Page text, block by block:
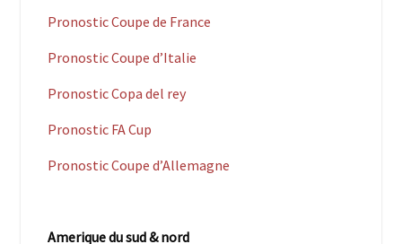
Pronostic Coupe de France
Pronostic Coupe d’Italie
Pronostic Copa del rey
Pronostic FA Cup
Pronostic Coupe d’Allemagne
Amerique du sud & nord